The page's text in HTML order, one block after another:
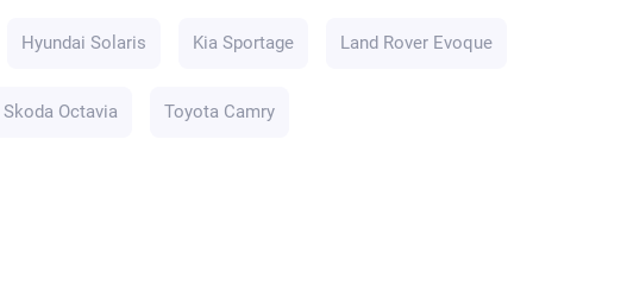
Hyundai Solaris Kia Sportage Land Rover Evoque
Skoda Octavia Toyota Camry